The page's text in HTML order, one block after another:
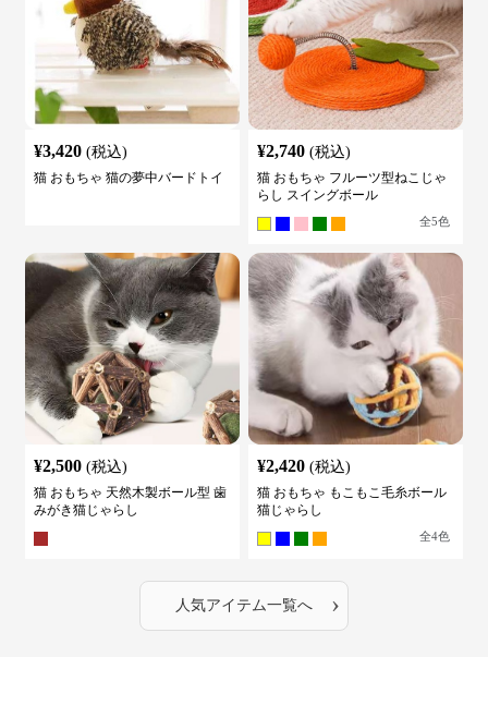
¥3,420 (税込)
猫 おもちゃ 猫の夢中バードトイ
¥2,740 (税込)
猫 おもちゃ フルーツ型ねこじゃ
らし スイングボール
全5色
¥2,500 (税込)
猫 おもちゃ 天然木製ボール型 歯
みがき猫じゃらし
¥2,420 (税込)
猫 おもちゃ もこもこ毛糸ボール
猫じゃらし
全4色
人気アイテム一覧へ ›